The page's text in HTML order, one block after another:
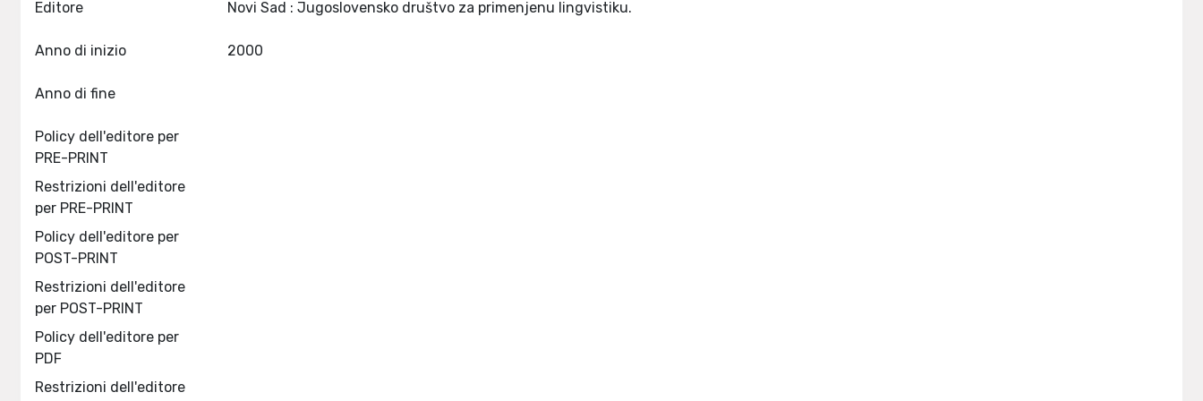
Editore
Anno di inizio
Anno di fine
Policy dell'editore per
PRE-PRINT
Restrizioni dell'editore
per PRE-PRINT
Policy dell'editore per
POST-PRINT
Restrizioni dell'editore
per POST-PRINT
Policy dell'editore per
PDF
Restrizioni dell'editore